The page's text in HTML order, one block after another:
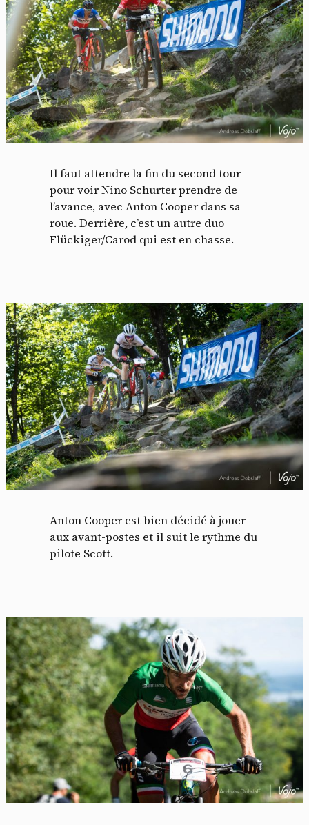
Il faut attendre la fin du second tour
pour voir Nino Schurter prendre de
l’avance, avec Anton Cooper dans sa
roue. Derrière, c’est un autre duo
Flückiger/Carod qui est en chasse.
Anton Cooper est bien décidé à jouer
aux avant-postes et il suit le rythme du
pilote Scott.